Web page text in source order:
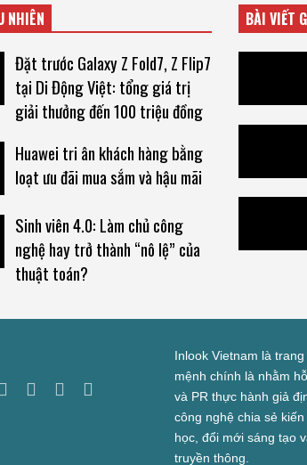
NHIÊN
Đặt trước Galaxy Z Fold7, Z Flip7
tại Di Động Việt: tổng giá trị
giải thưởng đến 100 triệu đồng
Huawei tri ân khách hàng bằng
loạt ưu đãi mua sắm và hậu mãi
Sinh viên 4.0: Làm chủ công
nghệ hay trở thành “nô lệ” của
thuật toán?
BÀI VIẾT
Inlook Vietnam là
mệnh chính là nhằm
và PR thực hành giả
công nghệ chia sẻ
học, đổi mới sáng tạo
truyền thông.